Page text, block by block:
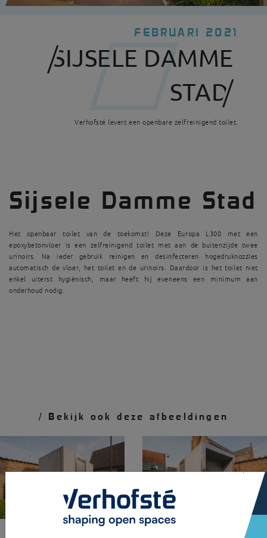
FEBRUARI 2021
SIJSELE DAMME
STAD
Verhofsté levert een openbare zelfreinigend toilet.
Sijsele Damme Stad
Het openbaar toilet van de toekomst! Deze Europa L300 met een
epoxybetonvloer is een zelfreinigend toilet met aan de buitenzijde twee
urinoirs. Na ieder gebruik reinigen en desinfecteren hogedruknozzles
automatisch de vloer, het toilet en de urinoirs. Daardoor is het toilet niet
enkel uiterst hygiënisch, maar heeft hij eveneens een minimum aan
onderhoud nodig.
/ Bekijk ook deze afbeeldingen
×